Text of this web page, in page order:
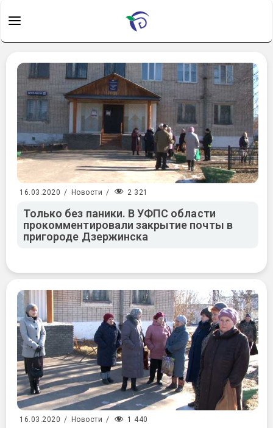
16.03.2020 / Новости / 2 321
Только без паники. В УФПС области
прокомментировали закрытие почты в
пригороде Дзержинска
16.03.2020 / Новости / 1 440